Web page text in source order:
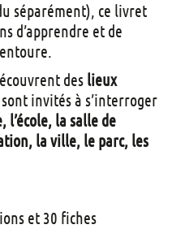
séparément), ce livret
d’apprendre et de
des lieux
invités à s’interroger
l’école, la salle de
la ville, le parc, les
et 30 fiches